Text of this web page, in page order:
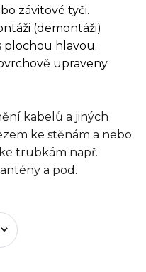
závitové tyči.
(demontáži)
plochou hlavou.
upraveny
kabelů a jiných
ke stěnám a nebo
trubkám např.
a pod.